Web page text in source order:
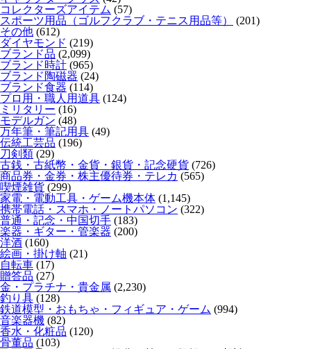
コレクターズアイテム (57)
スポーツ用品（ゴルフクラブ・テニス用品等）
(201)
その他 (612)
ダイヤモンド (219)
ブランド品 (2,099)
ブランド時計 (965)
ブランド陶磁器 (24)
ブランド食器 (114)
プロ用・職人用道具 (124)
ミリタリー (16)
モデルガン (48)
万年筆・筆記用具 (49)
伝統工芸品 (196)
刀剣類 (29)
古銭・古紙幣・金貨・銀貨・記念硬貨 (726)
商品券・金券・株主優待券・テレカ (565)
喫煙雑貨 (299)
家電・電動工具・ゲーム機本体 (1,145)
携帯電話・スマホ・ノートパソコン (322)
普通・記念・中国切手 (183)
楽器・ギター・管楽器 (200)
洋酒 (160)
絵画・掛け軸 (21)
自転車 (17)
贈答品 (27)
金・プラチナ・貴金属 (2,230)
釣り具 (128)
鉄道模型・おもちゃ・フィギュア・ゲーム (994)
音楽器機 (82)
香水・化粧品 (120)
骨董品 (103)